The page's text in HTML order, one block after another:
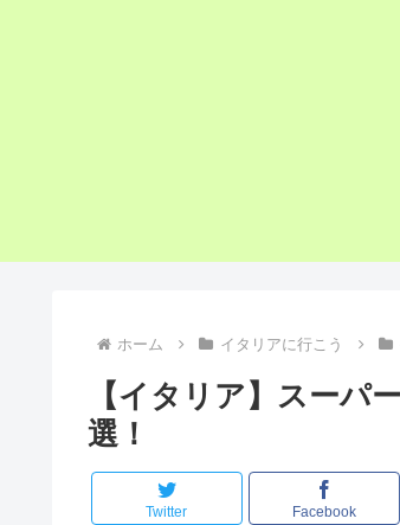
ホーム イタリアに行こう
【イタリア】スーパ
選！
Twitter Facebook